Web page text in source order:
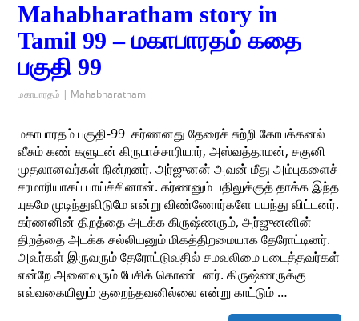
Mahabharatham story in
Tamil 99 – மகாபாரதம் கதை
பகுதி 99
மகாபாரதம் | Mahabharatham
மகாபாரதம் பகுதி-99 ​ கர்ணனது தேரைச் சுற்றி கோபக்கனல்
வீசும் கண் களுடன் கிருபாச்சாரியார், அஸ்வத்தாமன், சகுனி
முதலானவர்கள் நின்றனர். அர்ஜுனன் அவன் மீது அம்புகளைச்
சரமாரியாகப் பாய்ச்சினான். கர்ணனும் பதிலுக்குத் தாக்க இந்த
யுகமே முடிந்துவிடுமே என்று விண்ணோர்களே பயந்து விட்டனர்.
கர்ணனின் திறத்தை அடக்க கிருஷ்ணரும், அர்ஜுனனின்
திறத்தை அடக்க சல்லியனும் மிகத்திறமையாக தேரோட்டினர்.
அவர்கள் இருவரும் தேரோட்டுவதில் சமவலிமை படைத்தவர்கள்
என்றே அனைவரும் பேசிக் கொண்டனர். கிருஷ்ணருக்கு
எவ்வகையிலும் குறைந்தவனில்லை என்று காட்டும் …